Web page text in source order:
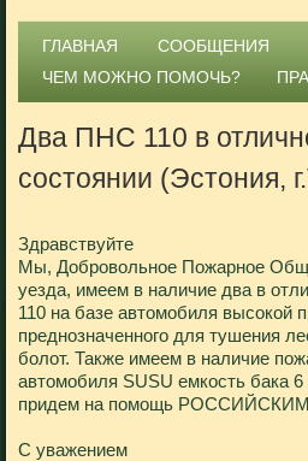
ГЛАВНАЯ СООБЩЕНИЯ
ЧЕМ МОЖНО ПОМОЧЬ?
Два ПНС 110 в
состоянии (Эстония,
Здравствуйте
Мы, Добровольное Пожарное
уезда, имеем в наличие два в
110 на базе автомобиля высокой
преднозначенного для тушения
болот. Также имеем в наличие
автомобиля SUSU емкость бака
придем на помощь РОССИЙСКИМ
С уважением